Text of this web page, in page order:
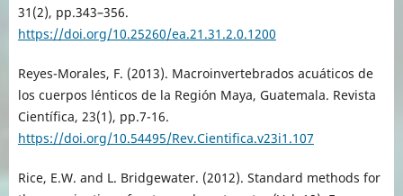
31(2), pp.343–356.
https://doi.org/10.25260/ea.21.31.2.0.1200
Reyes-Morales, F. (2013). Macroinvertebrados acuáticos de
los cuerpos lénticos de la Región Maya, Guatemala. Revista
Científica, 23(1), pp.7-16.
https://doi.org/10.54495/Rev.Cientifica.v23i1.107
Rice, E.W. and L. Bridgewater. (2012). Standard methods for